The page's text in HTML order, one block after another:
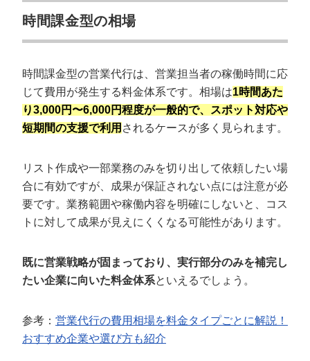
時間課金型の相場
時間課金型の営業代行は、営業担当者の稼働時間に応
じて費用が発生する料金体系です。相場は1時間あた
り3,000円〜6,000円程度が一般的で、スポット対応や
短期間の支援で利用 されるケースが多く見られます。
リスト作成や一部業務のみを切り出して依頼したい場
合に有効ですが、成果が保証されない点には注意が必
要です。業務範囲や稼働内容を明確にしないと、コス
トに対して成果が見えにくくなる可能性があります。
既に営業戦略が固まっており、実行部分のみを補完し
たい企業に向いた料金体系といえるでしょう。
参考： 営業代行の費用相場を料金タイプごとに解説！
おすすめ企業や選び方も紹介